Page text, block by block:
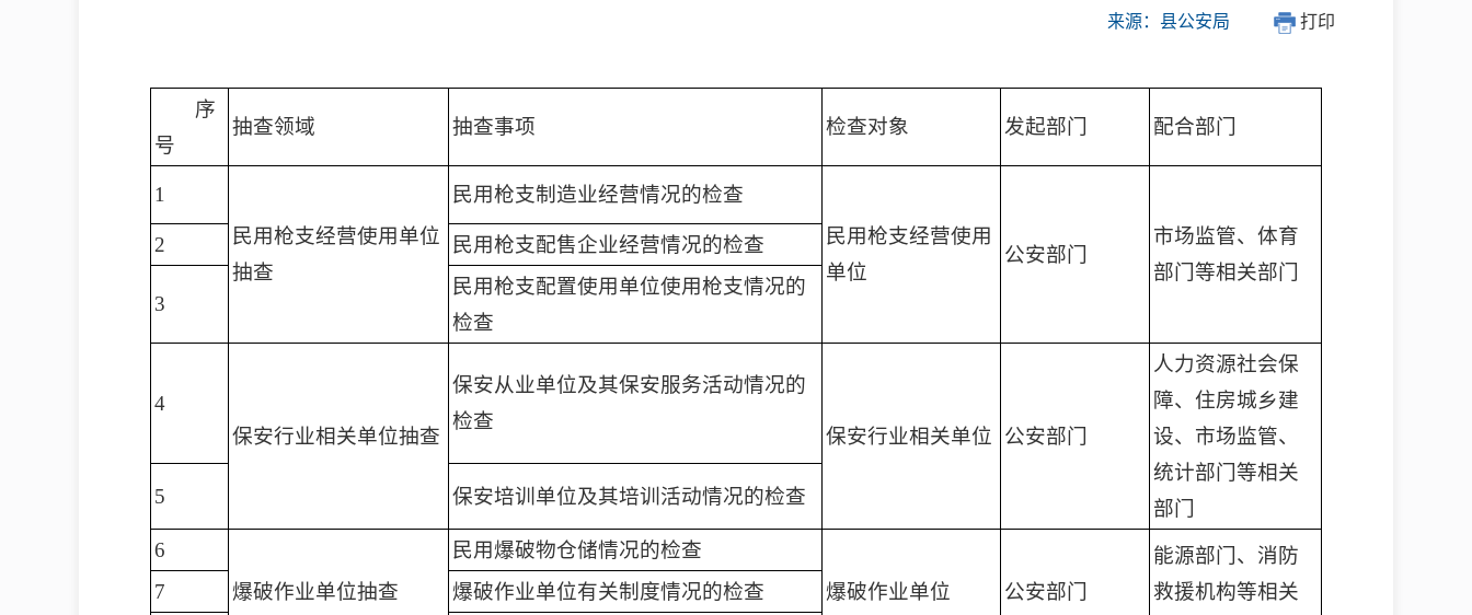
来源：县公安局 打印
序
号
抽查领域 抽查事项 检查对象 发起部门 配合部门
1
民用枪支经营使用单位
抽查
民用枪支制造业经营情况的检查
民用枪支经营使用
单位
公安部门
市场监管、体育
部门等相关部门
2 民用枪支配售企业经营情况的检查
3
民用枪支配置使用单位使用枪支情况的
检查
4
保安行业相关单位抽查
保安从业单位及其保安服务活动情况的
检查
保安行业相关单位 公安部门
人力资源社会保
障、住房城乡建
设、市场监管、
统计部门等相关
部门
5 保安培训单位及其培训活动情况的检查
6
爆破作业单位抽查
民用爆破物仓储情况的检查
爆破作业单位
公安部门
能源部门、消防
救援机构等相关
7
爆破作业单位有关制度情况的检查